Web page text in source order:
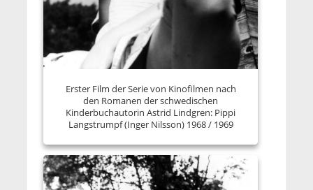
Erster Film der Serie von Kinofilmen nach
den Romanen der schwedischen
Kinderbuchautorin Astrid Lindgren: Pippi
Langstrumpf (Inger Nilsson) 1968 / 1969